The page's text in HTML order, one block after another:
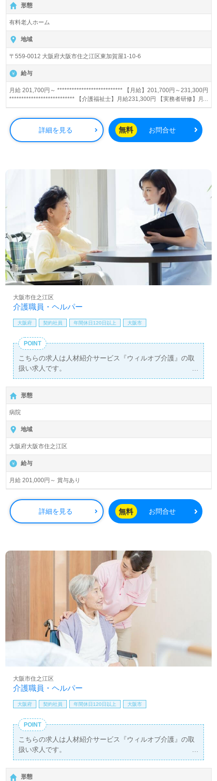
いカイゴをどんどん実現できるようになっていきます！
形態
有料老人ホーム
地域
〒559-0012 大阪府大阪市住之江区東加賀屋1-10-6
給与
月給 201,700円～ *************************** 【月給】201,700円～231,300円
*************************** 【介護福祉士】月給231,300円 【実務者研修】月
給216,500円 【初任者研修・無資格】月給201,700円 【賞与】あり（年2
等、毎月支払われる手当を含みます。 ■精皆勤手当…6,000円/月 ■日祝手
当…2,000円/回 ■夜勤手当…5,000円/回 ◎残業時は別途時間外手当支給（超
過1分～）
詳細を見る 無料 お問合せ
介護職員・ヘルパー
大阪市住之江区
大阪府 契約社員 年間休日120日以上 大阪市
POINT
こちらの求人は人材紹介サービス『ウィルオブ介護』の取
扱い求人です。
詳細に関してお気軽にご相談ください♪
【無料】で皆さんの転職活動をサポートいたします。
形態
病院
地域
大阪府大阪市住之江区
給与
月給 201,000円～ 賞与あり
詳細を見る 無料 お問合せ
介護職員・ヘルパー
大阪市住之江区
大阪府 契約社員 年間休日120日以上 大阪市
POINT
こちらの求人は人材紹介サービス『ウィルオブ介護』の取
扱い求人です。
詳細に関してお気軽にご相談ください♪
【無料】で皆さんの転職活動をサポートいたします。
形態